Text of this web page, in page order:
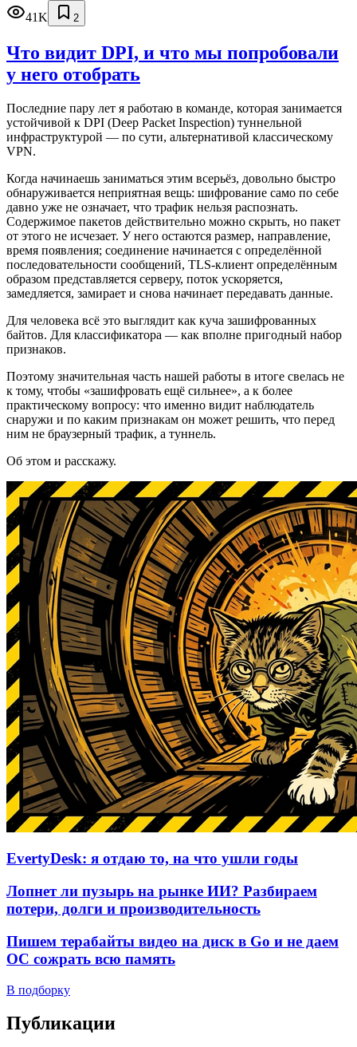
41K
2
Что видит DPI, и что мы попробовали
у него отобрать
Последние пару лет я работаю в команде, которая занимается
устойчивой к DPI (Deep Packet Inspection) туннельной
инфраструктурой — по сути, альтернативой классическому
VPN.
Когда начинаешь заниматься этим всерьёз, довольно быстро
обнаруживается неприятная вещь: шифрование само по себе
давно уже не означает, что трафик нельзя распознать.
Содержимое пакетов действительно можно скрыть, но пакет
от этого не исчезает. У него остаются размер, направление,
время появления; соединение начинается с определённой
последовательности сообщений, TLS-клиент определённым
образом представляется серверу, поток ускоряется,
замедляется, замирает и снова начинает передавать данные.
Для человека всё это выглядит как куча зашифрованных
байтов. Для классификатора — как вполне пригодный набор
признаков.
Поэтому значительная часть нашей работы в итоге свелась не
к тому, чтобы «зашифровать ещё сильнее», а к более
практическому вопросу: что именно видит наблюдатель
снаружи и по каким признакам он может решить, что перед
ним не браузерный трафик, а туннель.
Об этом и расскажу.
EvertyDesk: я отдаю то, на что ушли годы
Лопнет ли пузырь на рынке ИИ? Разбираем
потери, долги и производительность
Пишем терабайты видео на диск в Go и не даем
ОС сожрать всю память
В подборку
Публикации